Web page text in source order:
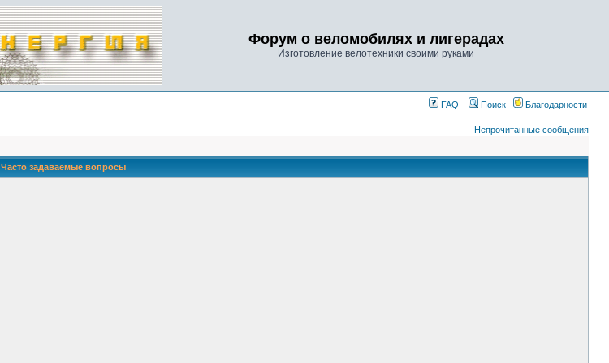
Форум о веломобилях и лигерадах
Изготовление велотехники своими руками
FAQ Поиск Благодарности
Непрочитанные сообщения
Часто задаваемые вопросы